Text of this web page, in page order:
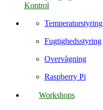
Kontrol
Temperaturstyring
Fugtighedsstyring
Overvågning
Raspberry Pi
Workshops